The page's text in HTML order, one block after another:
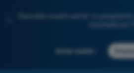
Descubre nuestro portal: tu
Iniciar sesión